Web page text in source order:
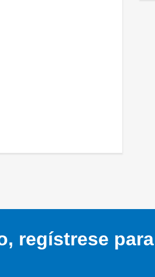
regístrese